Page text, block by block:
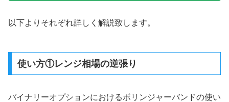
以下よりそれぞれ詳しく解説致します。
使い方①レンジ相場の逆張り
バイナリーオプションにおけるボリンジャーバンドの使い